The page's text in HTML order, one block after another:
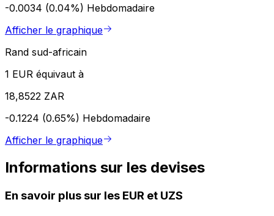
-0.0034 (0.04%) Hebdomadaire
Afficher le graphique
Rand sud-africain
1 EUR équivaut à
18,8522 ZAR
-0.1224 (0.65%) Hebdomadaire
Afficher le graphique
Informations sur les devises
En savoir plus sur les EUR et UZS